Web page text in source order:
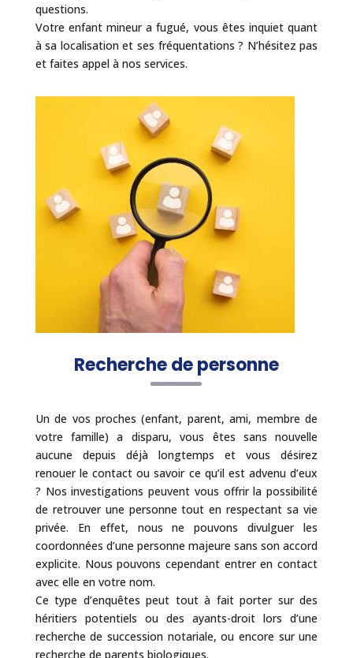
questions.
Votre enfant mineur a fugué, vous êtes inquiet quant
à sa localisation et ses fréquentations ? N’hésitez pas
et faites appel à nos services.
Recherche de personne
Un de vos proches (enfant, parent, ami, membre de
votre famille) a disparu, vous êtes sans nouvelle
aucune depuis déjà longtemps et vous désirez
renouer le contact ou savoir ce qu’il est advenu d’eux
? Nos investigations peuvent vous offrir la possibilité
de retrouver une personne tout en respectant sa vie
privée. En effet, nous ne pouvons divulguer les
coordonnées d’une personne majeure sans son accord
explicite. Nous pouvons cependant entrer en contact
avec elle en votre nom.
Ce type d’enquêtes peut tout à fait porter sur des
héritiers potentiels ou des ayants-droit lors d’une
recherche de succession notariale, ou encore sur une
recherche de parents biologiques.